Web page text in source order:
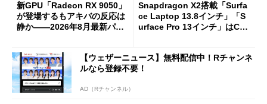
新GPU「Radeon RX 9050」
が登場するもアキバの反応は
静か――2026年8月最新パー
Snapdragon X2搭載「Surfa
ce Laptop 13.8インチ」「S
urface Pro 13インチ」はCop
た
【ウェザーニュース】無料配信中！Rチャンネ
ルなら登録不要！
AD（Rチャンネル）